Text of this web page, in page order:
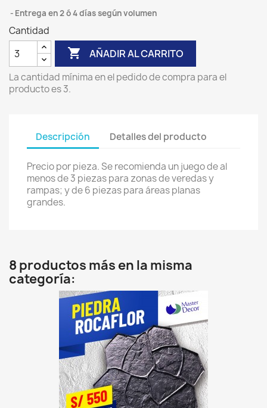
Entrega en 2 ó 4 días según volumen
Cantidad
 AÑADIR AL CARRITO
La cantidad mínima en el pedido de compra para el
producto es 3.
Descripción Detalles del producto
Precio por pieza. Se recomienda un juego de al
menos de 3 piezas para zonas de veredas y
rampas; y de 6 piezas para áreas planas
grandes.
8 productos más en la misma
categoría: